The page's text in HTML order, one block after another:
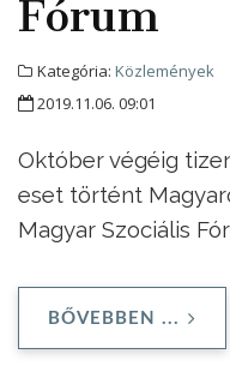
Fórum
Kategória: Közlemények
2019.11.06. 09:01
Október végéig
eset történt
Magyar Szociális
BŐVEBBEN ...